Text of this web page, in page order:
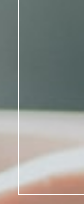
بينهنّ. ما يعني:
الاجتماعية،
والثقافية.
هذه الحقوق.